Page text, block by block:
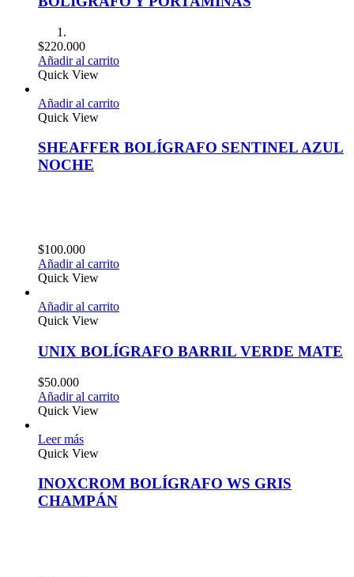
$220.000
Añadir al carrito
Quick View
Añadir al carrito
Quick View
SHEAFFER BOLÍGRAFO SENTINEL AZUL
NOCHE
$100.000
Añadir al carrito
Quick View
Añadir al carrito
Quick View
UNIX BOLÍGRAFO BARRIL VERDE MATE
$50.000
Añadir al carrito
Quick View
Leer más
Quick View
INOXCROM BOLÍGRAFO WS GRIS
CHAMPÁN